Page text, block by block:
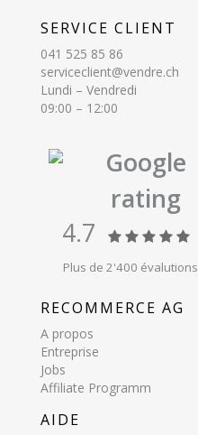
SERVICE CLIENT
041 525 85 86
serviceclient@vendre.ch
Lundi – Vendredi
09:00 – 12:00
Google
rating
4.7
Plus de 2'400 évalutions
RECOMMERCE AG
A propos
Entreprise
Jobs
Affiliate Programm
AIDE